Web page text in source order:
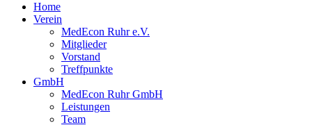
Home
Verein
MedEcon Ruhr e.V.
Mitglieder
Vorstand
Treffpunkte
GmbH
MedEcon Ruhr GmbH
Leistungen
Team